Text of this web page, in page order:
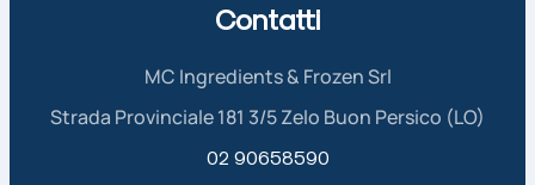
Contatti
MC Ingredients & Frozen Srl
Strada Provinciale 181 3/5 Zelo Buon Persico (LO)
02 90658590